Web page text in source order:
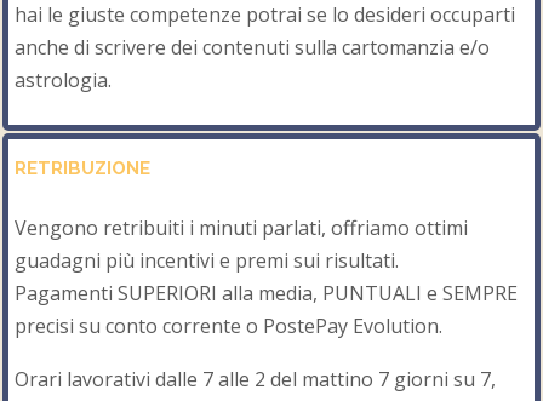
hai le giuste competenze potrai se lo desideri occuparti
anche di scrivere dei contenuti sulla cartomanzia e/o
astrologia.
RETRIBUZIONE
Vengono retribuiti i minuti parlati, offriamo ottimi
guadagni più incentivi e premi sui risultati.
Pagamenti SUPERIORI alla media, PUNTUALI e SEMPRE
precisi su conto corrente o PostePay Evolution.
Orari lavorativi dalle 7 alle 2 del mattino 7 giorni su 7,